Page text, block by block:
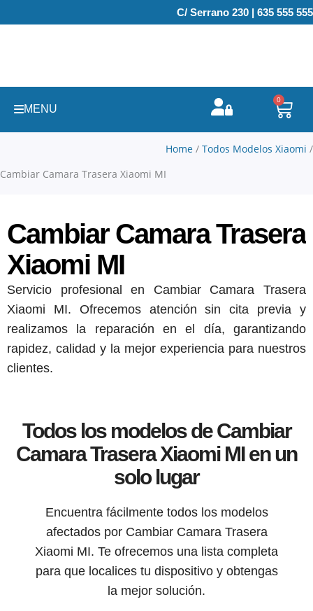
al
C/ Serrano 230 | 635 555 555
MENU
0
Home / Todos Modelos Xiaomi /
Cambiar Camara Trasera Xiaomi MI
Cambiar Camara Trasera
Xiaomi MI
Servicio profesional en Cambiar Camara Trasera
Xiaomi MI. Ofrecemos atención sin cita previa y
realizamos la reparación en el día, garantizando
rapidez, calidad y la mejor experiencia para nuestros
clientes.
Todos los modelos de Cambiar
Camara Trasera Xiaomi MI en un
solo lugar
Encuentra fácilmente todos los modelos
afectados por Cambiar Camara Trasera
Xiaomi MI. Te ofrecemos una lista completa
para que localices tu dispositivo y obtengas
la mejor solución.